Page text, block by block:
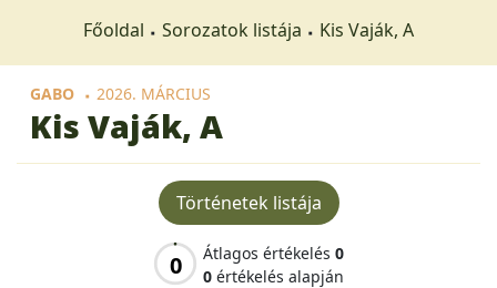
Főoldal Sorozatok listája Kis Vaják, A
GABO 2026. MÁRCIUS
Kis Vaják, A
Történetek listája
0 Átlagos értékelés 0
0 értékelés alapján